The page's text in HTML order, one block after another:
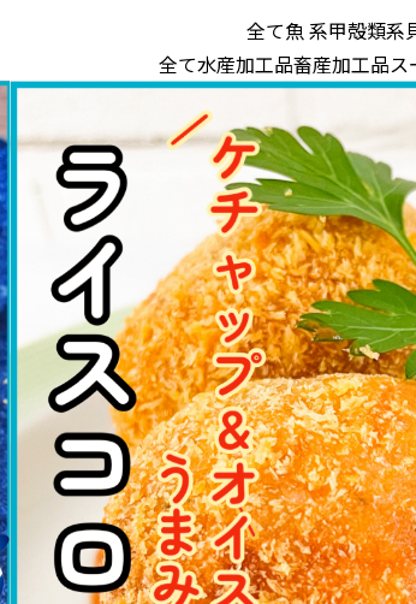
全て魚 系甲殻類系
全て水産加工品畜産加工品ス